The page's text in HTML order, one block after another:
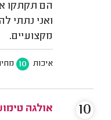
הם תקתקו
ואני נתתי
מקצועיים.
איכות 10
אולגה
10